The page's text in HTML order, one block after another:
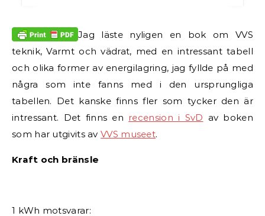
Jag läste nyligen en bok om VVS
teknik, Varmt och vädrat, med en intressant tabell
och olika former av energilagring, jag fyllde på med
några som inte fanns med i den ursprungliga
tabellen. Det kanske finns fler som tycker den är
intressant. Det finns en recension i SvD av boken
som har utgivits avVVS museet.
Kraft och bränsle
1 kWh motsvarar: